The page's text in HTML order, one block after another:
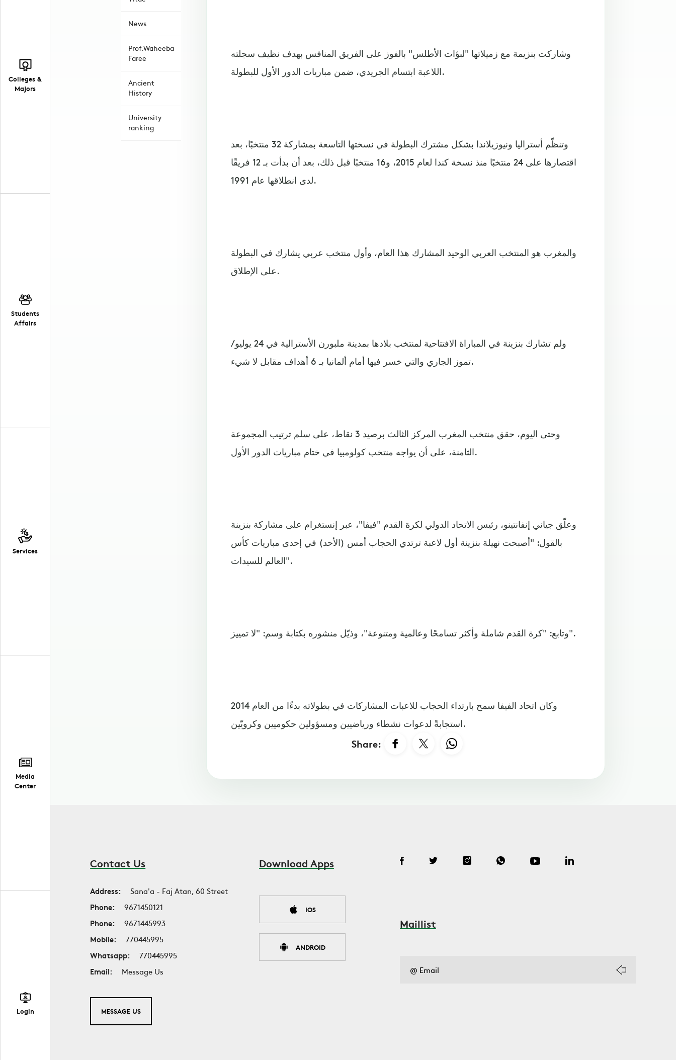
Colleges &
Majors
Students
Affairs
Services
Media
Center
Login
News
Prof.Waheeba
Faree
Ancient
History
University
ranking
وشاركت بنزيمة مع زميلاتها "لبؤات الأطلس" بالفوز على الفريق المنافس بهدف نظيف سجلته
اللاعبة ابتسام الجريدي، ضمن مباريات الدور الأول للبطولة.
وتنظّم أستراليا ونيوزيلاندا بشكل مشترك البطولة في نسختها التاسعة بمشاركة 32 منتخبًا، بعد
اقتصارها على 24 منتخبًا منذ نسخة كندا لعام 2015، و16 منتخبًا قبل ذلك، بعد أن بدأت بـ 12 فريقًا
لدى انطلاقها عام 1991.
والمغرب هو المنتخب العربي الوحيد المشارك هذا العام، وأول منتخب عربي يشارك في البطولة
على الإطلاق.
ولم تشارك بنزينة في المباراة الافتتاحية لمنتخب بلادها بمدينة ملبورن الأسترالية في 24 يوليو/
تموز الجاري والتي خسر فيها أمام ألمانيا بـ 6 أهداف مقابل لا شيء.
وحتى اليوم، حقق منتخب المغرب المركز الثالث برصيد 3 نقاط، على سلم ترتيب المجموعة
الثامنة، على أن يواجه منتخب كولومبيا في ختام مباريات الدور الأول.
وعلّق جياني إنفانتينو، رئيس الاتحاد الدولي لكرة القدم "فيفا"، عبر إنستغرام على مشاركة بنزينة
بالقول: "أصبحت نهيلة بنزينة أول لاعبة ترتدي الحجاب أمس (الأحد) في إحدى مباريات كأس
العالم للسيدات".
وتابع: "كرة القدم شاملة وأكثر تسامحًا وعالمية ومتنوعة"، وذيّل منشوره بكتابة وسم: "لا تمييز".
وكان اتحاد الفيفا سمح بارتداء الحجاب للاعبات المشاركات في بطولاته بدءًا من العام 2014
استجابةً لدعوات نشطاء ورياضيين ومسؤولين حكوميين وكرويّين.
Share:
Contact Us
Address:
Sana'a - Faj Atan, 60 Street
Phone:
9671450121
Phone:
9671445993
Mobile:
770445995
Whatsapp:
770445995
Email:
Message Us
MESSAGE US
Download Apps
IOS
ANDROID
Maillist